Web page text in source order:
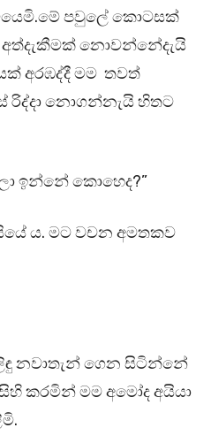
පවුලේ කොටසක්
නොවන්නේදැයි
අරඹද්දී මම තවත්
නොගන්නැයි හිතට
ඉන්නේ කොහෙද?”
ය. මට වචන අමතකව
නවාතැන් ගෙන සිටින්නේ
කරමින් මම අමෝද අයියා